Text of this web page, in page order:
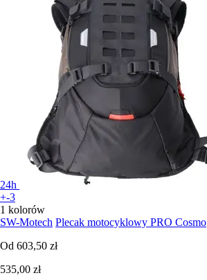
24h
+-3
1 kolorów
SW-Motech Plecak motocyklowy PRO Cosmo
Od 603,50 zł
535,00 zł